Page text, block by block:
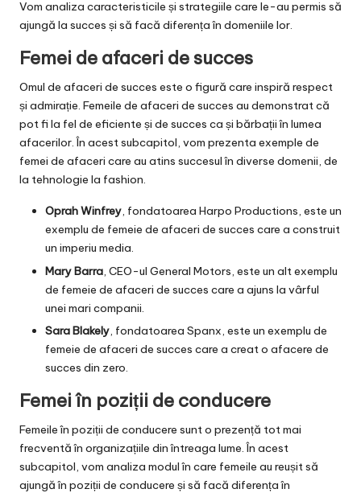
Vom analiza caracteristicile și strategiile care le-au permis să
ajungă la succes și să facă diferența în domeniile lor.
Femei de afaceri de succes
Omul de afaceri de succes este o figură care inspiră respect
și admirație. Femeile de afaceri de succes au demonstrat că
pot fi la fel de eficiente și de succes ca și bărbații în lumea
afacerilor. În acest subcapitol, vom prezenta exemple de
femei de afaceri care au atins succesul în diverse domenii, de
la tehnologie la fashion.
Oprah Winfrey, fondatoarea Harpo Productions, este un
exemplu de femeie de afaceri de succes care a construit
un imperiu media.
Mary Barra , CEO-ul General Motors, este un alt exemplu
de femeie de afaceri de succes care a ajuns la vârful
unei mari companii.
Sara Blakely, fondatoarea Spanx, este un exemplu de
femeie de afaceri de succes care a creat o afacere de
succes din zero.
Femei în poziții de conducere
Femeile în poziții de conducere sunt o prezență tot mai
frecventă în organizațiile din întreaga lume. În acest
subcapitol, vom analiza modul în care femeile au reușit să
ajungă în poziții de conducere și să facă diferența în